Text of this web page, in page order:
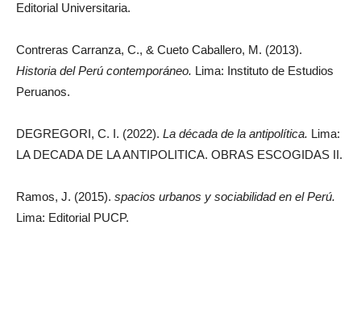
Editorial Universitaria.
Contreras Carranza, C., & Cueto Caballero, M. (2013).
Historia del Perú contemporáneo. Lima: Instituto de Estudios
Peruanos.
DEGREGORI, C. I. (2022). La década de la antipolítica. Lima:
LA DECADA DE LA ANTIPOLITICA. OBRAS ESCOGIDAS II.
Ramos, J. (2015). spacios urbanos y sociabilidad en el Perú.
Lima: Editorial PUCP.